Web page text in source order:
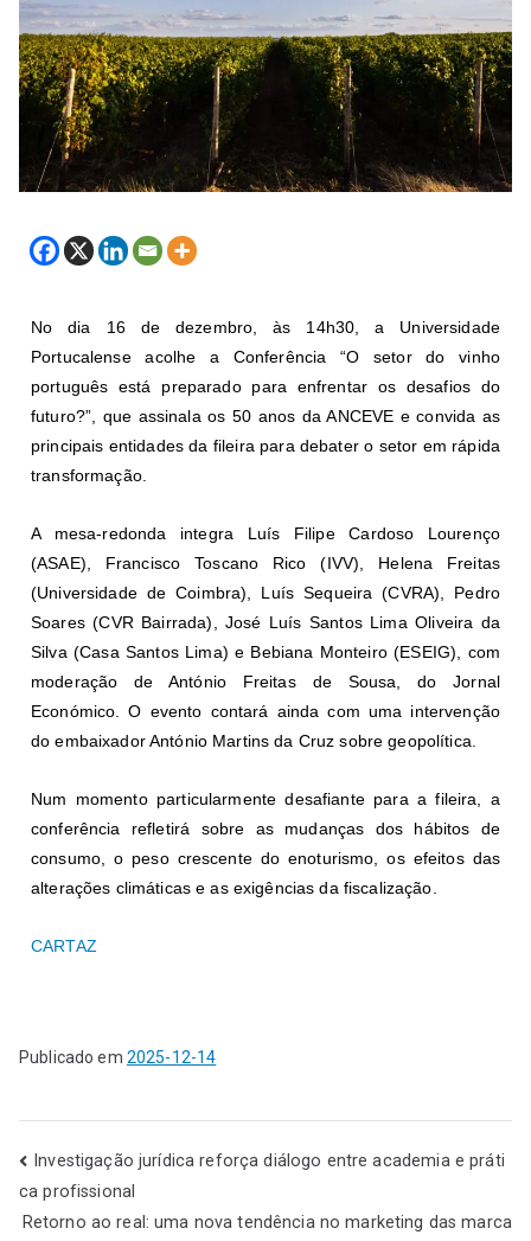
No dia 16 de dezembro, às 14h30, a Universidade
Portucalense acolhe a Conferência “O setor do vinho
português está preparado para enfrentar os desafios do
futuro?”, que assinala os 50 anos da ANCEVE e convida as
principais entidades da fileira para debater o setor em rápida
transformação.
A mesa-redonda integra Luís Filipe Cardoso Lourenço
(ASAE), Francisco Toscano Rico (IVV), Helena Freitas
(Universidade de Coimbra), Luís Sequeira (CVRA), Pedro
Soares (CVR Bairrada), José Luís Santos Lima Oliveira da
Silva (Casa Santos Lima) e Bebiana Monteiro (ESEIG), com
moderação de António Freitas de Sousa, do Jornal
Económico. O evento contará ainda com uma intervenção
do embaixador António Martins da Cruz sobre geopolítica.
Num momento particularmente desafiante para a fileira, a
conferência refletirá sobre as mudanças dos hábitos de
consumo, o peso crescente do enoturismo, os efeitos das
alterações climáticas e as exigências da fiscalização.
CARTAZ
Publicado em 2025-12-14
Investigação jurídica reforça diálogo entre academia e práti
ca profissional
Retorno ao real: uma nova tendência no marketing das marca